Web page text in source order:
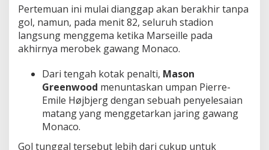
Pertemuan ini mulai dianggap akan berakhir tanpa
gol, namun, pada menit 82, seluruh stadion
langsung menggema ketika Marseille pada
akhirnya merobek gawang Monaco.
Dari tengah kotak penalti, Mason
Greenwood menuntaskan umpan Pierre-
Emile Højbjerg dengan sebuah penyelesaian
matang yang menggetarkan jaring gawang
Monaco.
Gol tunggal tersebut lebih dari cukup untuk